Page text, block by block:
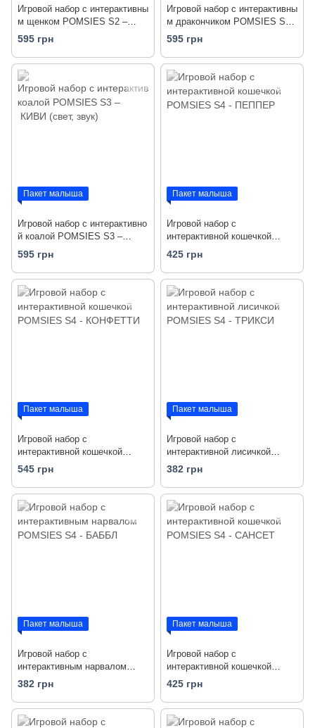
Игровой набор с интерактивны
м щенком POMSIES S2 –
ЛУЛУ (свет, звук)
595 грн
Игровой набор с интерактивны
м дракончиком POMSIES S2
– ЗОИ (свет, звук)
595 грн
Пакет малыша
Игровой набор с интерактивно
й коалой POMSIES S3 –
КИВИ (свет, звук)
595 грн
Пакет малыша
Игровой набор с
интерактивной кошечкой
POMSIES S4 - ПЕППЕР
425 грн
Пакет малыша
Игровой набор с
интерактивной кошечкой
POMSIES S4 - КОНФЕТТИ
545 грн
Пакет малыша
Игровой набор с
интерактивной лисичкой
POMSIES S4 - ТРИКСИ
382 грн
Пакет малыша
Игровой набор с
интерактивным нарвалом
POMSIES S4 - БАББЛ
382 грн
Пакет малыша
Игровой набор с
интерактивной кошечкой
POMSIES S4 - САНСЕТ
425 грн